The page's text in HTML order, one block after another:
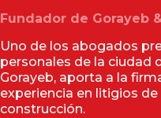
Fundador de Gorayeb
Uno de los abogados
personales de la ciudad
Gorayeb, aporta a la
experiencia en litigios
construcción.